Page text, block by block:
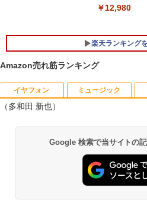
モリ 12GB
￥29,800
GB/
￥139,500
￥12,980
楽天ランキング
1 YOGAポー
ザ・ファブ
Amazon売れ筋ランキング
イヤフォン
￥7,990
ミュージック
[Explicit]
￥250
ET ラベルレス
￥1,112
ンガンコミッ
￥770
（多和田 新也）
Google 検索で当サイトの